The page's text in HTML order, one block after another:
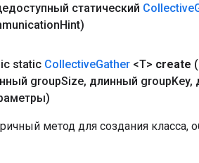
статический Collective
Hint)
static CollectiveGather <T> create
groupSize, длинный groupKey,
метод для создания